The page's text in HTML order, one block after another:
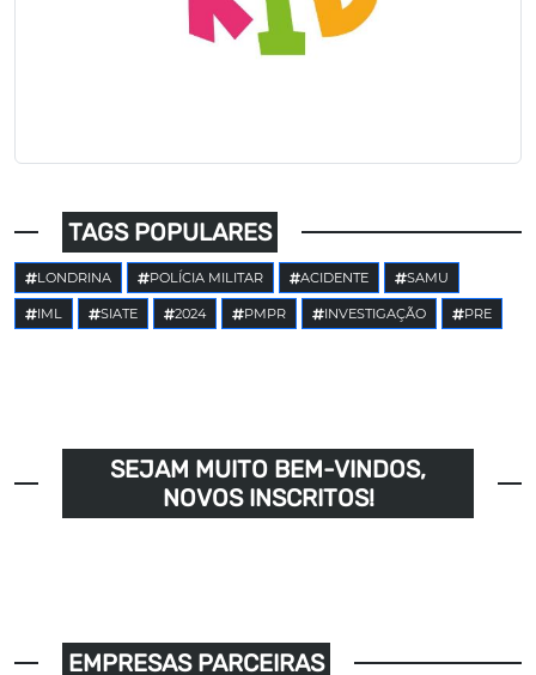
TAGS POPULARES
LONDRINA POLÍCIA MILITAR ACIDENTE SAMU
IML SIATE 2024 PMPR INVESTIGAÇÃO PRE
SEJAM MUITO BEM-VINDOS,
NOVOS INSCRITOS!
EMPRESAS PARCEIRAS